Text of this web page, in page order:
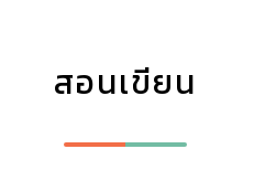
สอนเขียน